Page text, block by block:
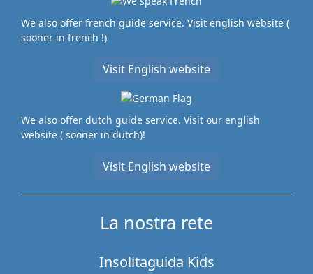
We also offer french guide service. Visit english website (
sooner in french !)
Visit English website
We also offer dutch guide service. Visit our english
website ( sooner in dutch)!
Visit English website
La nostra rete
Insolitaguida Kids